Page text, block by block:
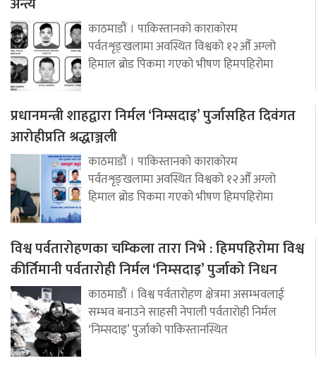
काठमाडौं । पाकिस्तानको काराकोरम
पर्वतशृङ्खलामा अवस्थित विश्वको १२औँ अग्लो
हिमाल ब्रोड पिकमा गएको भीषण हिमपहिरोमा
प्रधानमन्त्री शाहद्वारा निर्मल ‘निम्सदाइ’ पुर्जासहित दिवंगत
आरोहीप्रति श्रद्धाञ्जली
काठमाडौं । पाकिस्तानको काराकोरम
पर्वतशृङ्खलामा अवस्थित विश्वको १२औँ अग्लो
हिमाल ब्रोड पिकमा गएको भीषण हिमपहिरोमा
विश्व पर्वतारोहणका चम्किला तारा निभे : हिमपहिरोमा विश्व
कीर्तिमानी पर्वतारोही निर्मल ‘निम्सदाइ’ पुर्जाको निधन
काठमाडौं । विश्व पर्वतारोहण क्षेत्रमा असम्भवलाई
सम्भव बनाउने साहसी नेपाली पर्वतारोही निर्मल
‘निम्सदाइ’ पुर्जाको पाकिस्तानस्थित